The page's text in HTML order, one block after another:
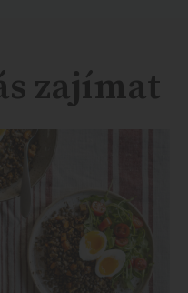
zajímat